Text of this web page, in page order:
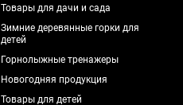
Товары для дачи и сада
Зимние деревянные горки для
детей
Горнолыжные тренажеры
Новогодняя продукция
Товары для детей